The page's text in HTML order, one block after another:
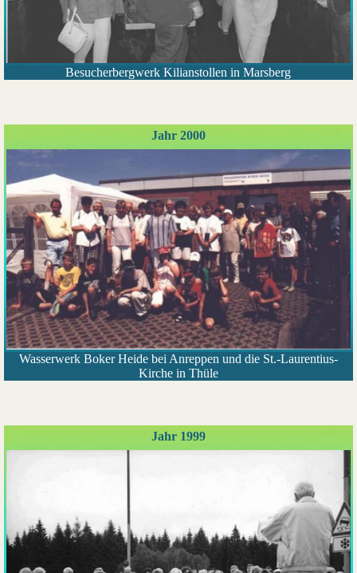
Besucherbergwerk Kilianstollen in Marsberg
Jahr 2000
Wasserwerk Boker Heide bei Anreppen und die St.-Laurentius-
Kirche in Thüle
Jahr 1999